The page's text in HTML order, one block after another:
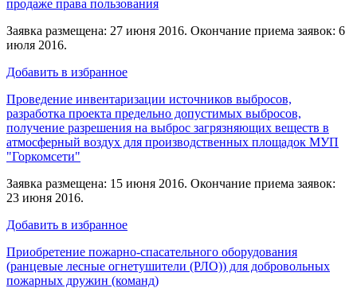
продаже права пользования
Заявка размещена: 27 июня 2016. Окончание приема заявок: 6
июля 2016.
Добавить в избранное
Проведение инвентаризации источников выбросов,
разработка проекта предельно допустимых выбросов,
получение разрешения на выброс загрязняющих веществ в
атмосферный воздух для производственных площадок МУП
"Горкомсети"
Заявка размещена: 15 июня 2016. Окончание приема заявок:
23 июня 2016.
Добавить в избранное
Приобретение пожарно-спасательного оборудования
(ранцевые лесные огнетушители (РЛО)) для добровольных
пожарных дружин (команд)